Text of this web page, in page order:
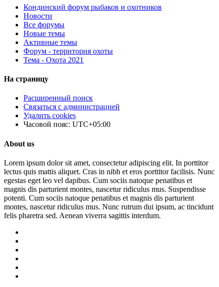
Кондинский форум рыбаков и охотников
Новости
Все форумы
Новые темы
Активные темы
Форум - территория охоты
Тема - Охота 2021
На страницу
Расширенный поиск
Связаться с администрацией
Удалить cookies
Часовой пояс: UTC+05:00
About us
Lorem ipsum dolor sit amet, consectetur adipiscing elit. In porttitor
lectus quis mattis aliquet. Cras in nibh et eros porttitor facilisis. Nunc
egestas eget leo vel dapibus. Cum sociis natoque penatibus et
magnis dis parturient montes, nascetur ridiculus mus. Suspendisse
potenti. Cum sociis natoque penatibus et magnis dis parturient
montes, nascetur ridiculus mus. Nunc rutrum dui ipsum, ac tincidunt
felis pharetra sed. Aenean viverra sagittis interdum.